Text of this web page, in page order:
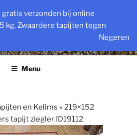
verzonden bij online
kg. Zwaardere tapijten tegen
Negeren
EN
TAPIJTEN
sinds 1978
Menu
en Kelims » 219×152
tapijt ziegler ID19112